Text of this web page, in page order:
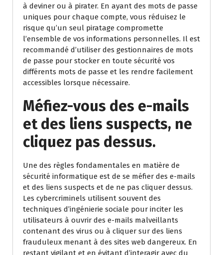
à deviner ou à pirater. En ayant des mots de passe
uniques pour chaque compte, vous réduisez le
risque qu’un seul piratage compromette
l’ensemble de vos informations personnelles. Il est
recommandé d’utiliser des gestionnaires de mots
de passe pour stocker en toute sécurité vos
différents mots de passe et les rendre facilement
accessibles lorsque nécessaire.
Méfiez-vous des e-mails
et des liens suspects, ne
cliquez pas dessus.
Une des règles fondamentales en matière de
sécurité informatique est de se méfier des e-mails
et des liens suspects et de ne pas cliquer dessus.
Les cybercriminels utilisent souvent des
techniques d’ingénierie sociale pour inciter les
utilisateurs à ouvrir des e-mails malveillants
contenant des virus ou à cliquer sur des liens
frauduleux menant à des sites web dangereux. En
restant vigilant et en évitant d’interagir avec du